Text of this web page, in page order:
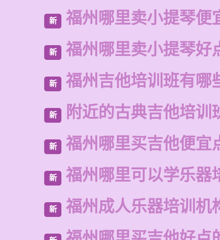
新 福州哪里卖小提琴便
新 福州哪里卖小提琴好
新 福州吉他培训班有哪
新 附近的古典吉他培训
新 福州哪里买吉他便宜
新 福州哪里可以学乐器
新 福州成人乐器培训机